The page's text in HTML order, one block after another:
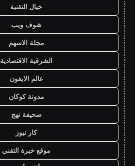
خيال التقنية
شوف ويب
مجلة الاسهم
الشرقية الاقتصادية
عالم الايفون
مدونة كوكان
صحيفة نهج
كار نيوز
موقع خبرة التقني